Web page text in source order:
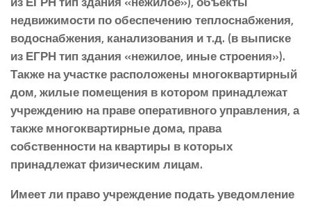
недвижимости по обеспечению теплоснабжения,
водоснабжения, канализования и т.д. (в выписке
из ЕГРН тип здания «нежилое, иные строения»).
Также на участке расположены многоквартирный
дом, жилые помещения в котором принадлежат
учреждению на праве оперативного управления, а
также многоквартирные дома, права
собственности на квартиры в которых
принадлежат физическим лицам.
Имеет ли право учреждение подать уведомление